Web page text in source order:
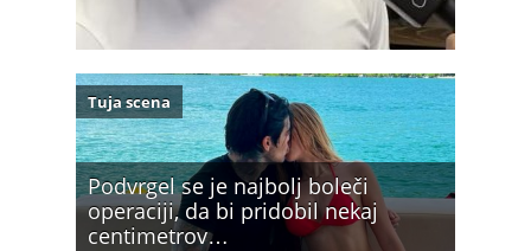
Podvrgel se je najbolj boleči
operaciji, da bi pridobil nekaj
centimetrov…
Tuja scena